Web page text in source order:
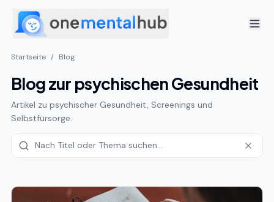
Startseite / Blog
Blog zur psychischen Gesundheit
Artikel zu psychischer Gesundheit, Screenings und
Selbstfürsorge.
Artikel suchen